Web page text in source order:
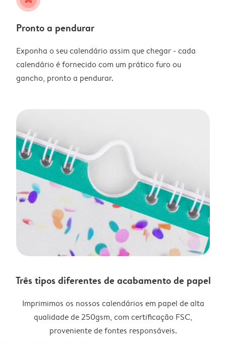
Pronto a pendurar
Exponha o seu calendário assim que chegar - cada
calendário é fornecido com um prático furo ou
gancho, pronto a pendurar.
Três tipos diferentes de acabamento de papel
Imprimimos os nossos calendários em papel de alta
qualidade de 250gsm, com certificação FSC,
proveniente de fontes responsáveis.